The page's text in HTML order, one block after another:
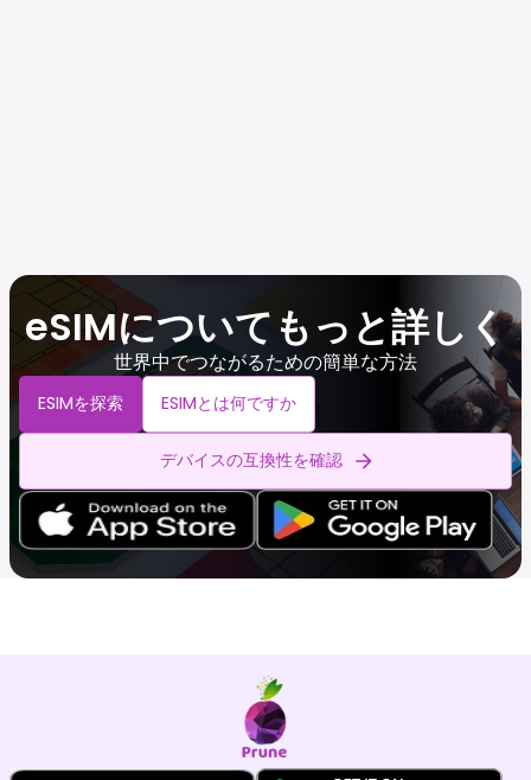
eSIMについてもっと詳しく
世界中でつながるための簡単な方法
ESIMを探索 ESIMとは何ですか
デバイスの互換性を確認